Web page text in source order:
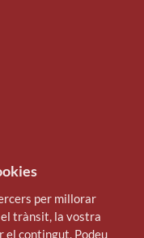
per millorar
el trànsit, la vostra
el contingut. Podeu